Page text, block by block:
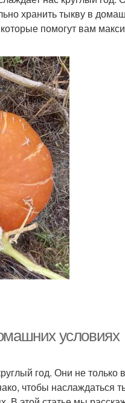
хранить тыкву в
помогут вам
условиях
год. Они не только
чтобы наслаждаться